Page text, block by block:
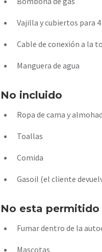
Vajilla y cubiertos para
Cable de conexión a la
Manguera de agua
No incluido
Ropa de cama y
Toallas
Comida
Gasoil (el cliente
No esta permitido
Fumar dentro de la
Mascotas